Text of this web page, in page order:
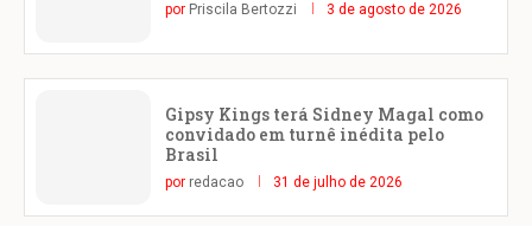
por Priscila Bertozzi 3 de agosto de 2026
Gipsy Kings terá Sidney Magal como
convidado em turnê inédita pelo
Brasil
por redacao 31 de julho de 2026